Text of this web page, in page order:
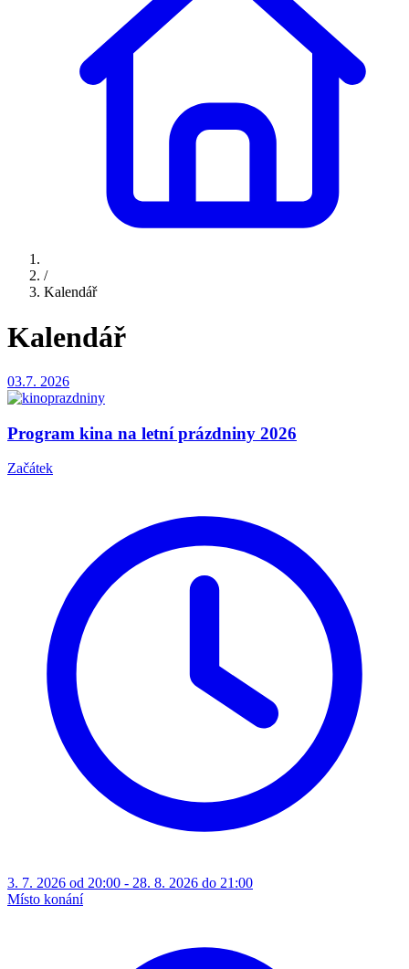
/
Kalendář
Kalendář
03.7. 2026
Program kina na letní prázdniny 2026
Začátek
3. 7. 2026 od 20:00 - 28. 8. 2026 do 21:00
Místo konání